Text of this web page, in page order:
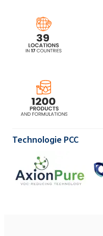
Technologie PCC